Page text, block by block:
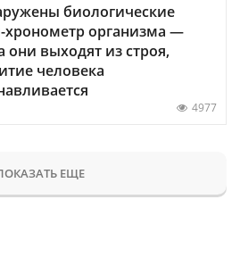
биологические
хронометр организма —
они выходят из строя,
человека
4977
ЕЩЕ